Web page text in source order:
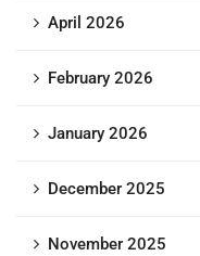
April 2026
February 2026
January 2026
December 2025
November 2025